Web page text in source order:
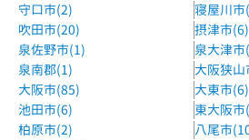
守口市(2)
寝屋川市
吹田市(20)
摂津市(6)
泉佐野市(1)
泉大津市
泉南郡(1)
大阪狭山
大阪市(85)
大東市(6)
池田市(6)
東大阪市
柏原市(2)
八尾市